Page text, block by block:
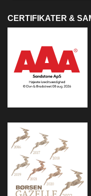
CERTIFIKATER &